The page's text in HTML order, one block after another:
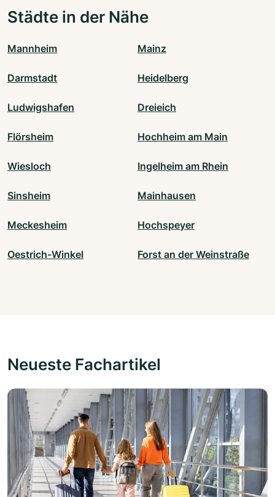
Städte in der Nähe
Mannheim Mainz
Darmstadt Heidelberg
Ludwigshafen Dreieich
Flörsheim Hochheim am Main
Wiesloch Ingelheim am Rhein
Sinsheim Mainhausen
Meckesheim Hochspeyer
Oestrich-Winkel Forst an der Weinstraße
Neueste Fachartikel